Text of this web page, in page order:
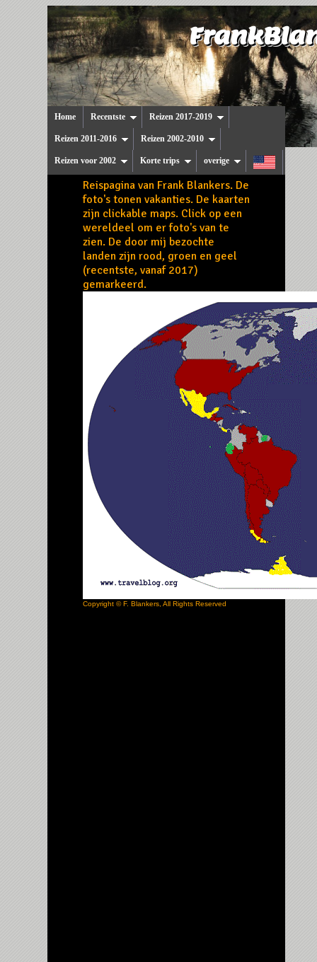
Home Recentste Reizen 2017-2019
Reizen 2011-2016 Reizen 2002-2010
Reizen voor 2002 Korte trips overige
Reispagina van Frank Blankers. De
foto's tonen vakanties. De kaarten
zijn clickable maps. Click op een
wereldeel om er foto's van te
zien. De door mij bezochte
landen zijn rood, groen en geel
(recentste, vanaf 2017)
gemarkeerd.
Copyright © F. Blankers, All Rights Reserved